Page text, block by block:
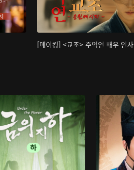
[메이킹] <교초> 주익연 배우 인사